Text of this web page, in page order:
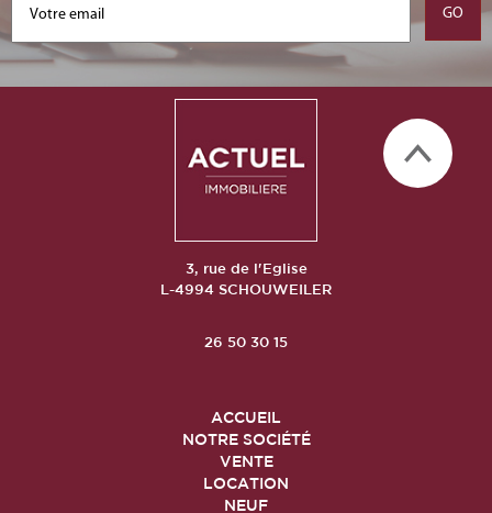
3, rue de l'Eglise
L-4994 SCHOUWEILER
26 50 30 15
ACCUEIL
NOTRE SOCIÉTÉ
VENTE
LOCATION
NEUF